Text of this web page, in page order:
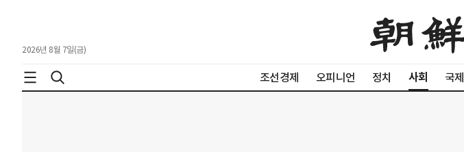
2026년 8월 7일(금)
조선경제 오피니언 정치 사회 국제